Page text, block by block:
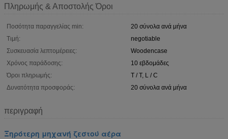
Πληρωμής & Αποστολής Όροι
Ποσότητα παραγγελίας min:
20 σύνολα ανά μήνα
Τιμή:
negotiable
Συσκευασία λεπτομέρειες:
Woodencase
Χρόνος παράδοσης:
10 εβδομάδες
Όροι πληρωμής:
T / T, L / C
Δυνατότητα προσφοράς:
20 σύνολα ανά μήνα
περιγραφή
Ξηρότερη μηχανή ζεστού αέρα